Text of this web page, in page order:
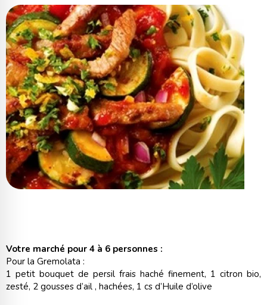
Votre marché pour 4 à 6 personnes :
Pour la Gremolata :
1 petit bouquet de persil frais haché finement, 1 citron bio,
zesté, 2 gousses d’ail , hachées, 1 cs d’Huile d’olive